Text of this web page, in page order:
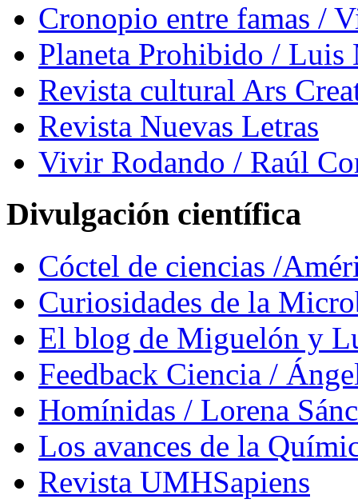
Cronopio entre famas /
Planeta Prohibido /
Revista cultural Ars
Revista Nuevas Letras
Vivir Rodando / Raúl
Divulgación científica
Cóctel de ciencias /
Curiosidades de la
El blog de Miguelón y
Feedback Ciencia /
Homínidas / Lorena
Los avances de la
Revista UMHSapiens